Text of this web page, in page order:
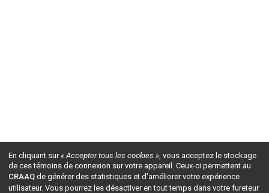
En cliquant sur« Accepter tous les cookies », vous acceptez le stockage
de ces témoins de connexion sur votre appareil. Ceux-ci permettent au
CRAAQ de générer des statistiques et d'améliorer votre expérience
utilisateur. Vous pourrez les désactiver en tout temps dans votre fureteur